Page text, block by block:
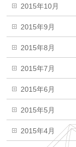
2015年10月
2015年9月
2015年8月
2015年7月
2015年6月
2015年5月
2015年4月